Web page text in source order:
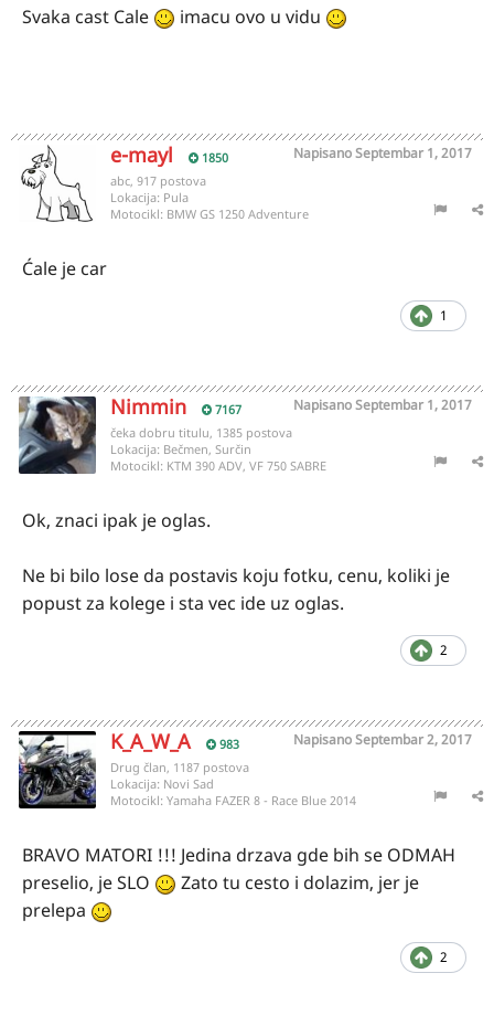
Svaka cast Cale imacu ovo u vidu
e-mayl 1850 NapisanoSeptembar 1, 2017
abc, 917 postova
Lokacija: Pula
Motocikl: BMW GS 1250 Adventure
Ćale je car
1
Nimmin 7167 NapisanoSeptembar 1, 2017
čeka dobru titulu, 1385 postova
Lokacija: Bečmen, Surčin
Motocikl: KTM 390 ADV, VF 750 SABRE
Ok, znaci ipak je oglas.
Ne bi bilo lose da postavis koju fotku, cenu, koliki je
popust za kolege i sta vec ide uz oglas.
2
K_A_W_A 983 NapisanoSeptembar 2, 2017
Drug član, 1187 postova
Lokacija: Novi Sad
Motocikl: Yamaha FAZER 8 - Race Blue 2014
BRAVO MATORI !!! Jedina drzava gde bih se ODMAH
preselio, je SLO
Zato tu cesto i dolazim, jer je
prelepa
2